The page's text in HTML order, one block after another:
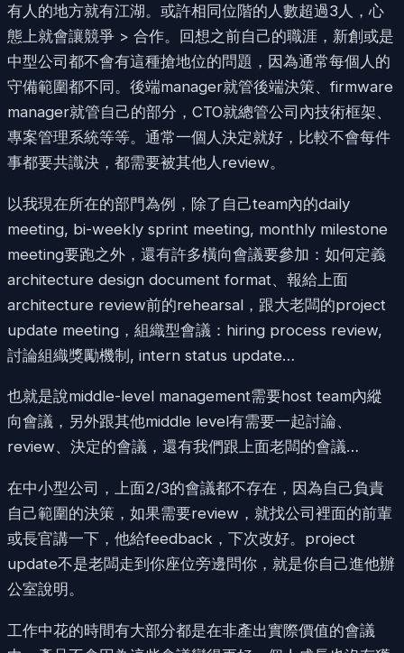
有人的地方就有江湖。或許相同位階的人數超過3人，心
態上就會讓競爭 > 合作。回想之前自己的職涯，新創或是
中型公司都不會有這種搶地位的問題，因為通常每個人的
守備範圍都不同。後端manager就管後端決策、firmware
manager就管自己的部分，CTO就總管公司內技術框架、
專案管理系統等等。通常一個人決定就好，比較不會每件
事都要共識決，都需要被其他人review。
以我現在所在的部門為例，除了自己team內的daily
meeting, bi-weekly sprint meeting, monthly milestone
meeting要跑之外，還有許多橫向會議要參加：如何定義
architecture design document format、報給上面
architecture review前的rehearsal，跟大老闆的project
update meeting，組織型會議：hiring process review,
討論組織獎勵機制, intern status update…
也就是說middle-level management需要host team內縱
向會議，另外跟其他middle level有需要一起討論、
review、決定的會議，還有我們跟上面老闆的會議…
在中小型公司，上面2/3的會議都不存在，因為自己負責
自己範圍的決策，如果需要review，就找公司裡面的前輩
或長官講一下，他給feedback，下次改好。project
update不是老闆走到你座位旁邊問你，就是你自己進他辦
公室說明。
工作中花的時間有大部分都是在非產出實際價值的會議